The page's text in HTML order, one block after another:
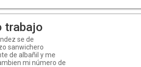
competitivo.
trabajo
se de
sanwichero
de albañil y me
mi número de